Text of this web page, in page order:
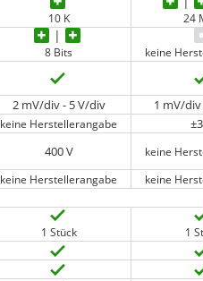
10 K 24
8 Bits keine
2 mV/div - 5 V/div 1 mV/
keine Herstellerangabe
400 V keine
keine Herstellerangabe keine
1 Stück 1